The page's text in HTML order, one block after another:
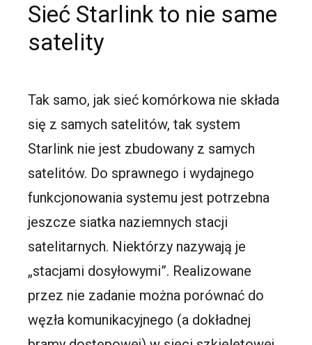
Sieć Starlink to nie same
satelity
Tak samo, jak sieć komórkowa nie składa
się z samych satelitów, tak system
Starlink nie jest zbudowany z samych
satelitów. Do sprawnego i wydajnego
funkcjonowania systemu jest potrzebna
jeszcze siatka naziemnych stacji
satelitarnych. Niektórzy nazywają je
„stacjami dosyłowymi”. Realizowane
przez nie zadanie można porównać do
węzła komunikacyjnego (a dokładnej